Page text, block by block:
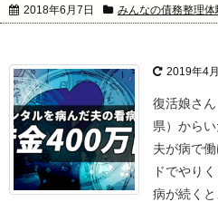
2018年6月7日 みんなの債務整理体
2019年4
復活娘さ
県）から
夫が病で
ドでやり
病が続く